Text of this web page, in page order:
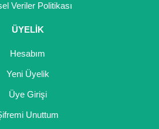
Veriler Politikası
ÜYELİK
Hesabım
Yeni Üyelik
Üye Girişi
Unuttum